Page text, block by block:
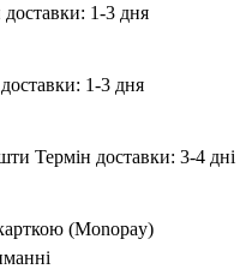
доставки: 1-3 дня
1-3 дня
Термін доставки: 3-4 дні
(Monopay)